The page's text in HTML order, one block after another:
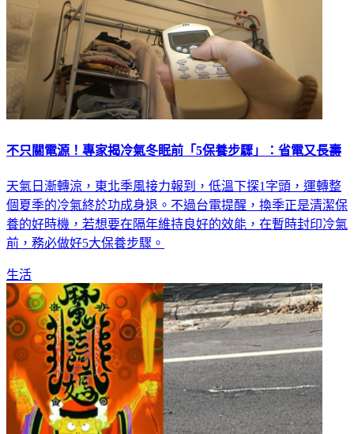
不只關電源！專家揭冷氣冬眠前「5保養步驟」：省電又長壽
天氣日漸轉涼，東北季風接力報到，低溫下探1字頭，運轉整
個夏季的冷氣終於功成身退。不過台電提醒，換季正是清潔保
養的好時機，若想要在隔年維持良好的效能，在暫時封印冷氣
前，務必做好5大保養步驟。
生活